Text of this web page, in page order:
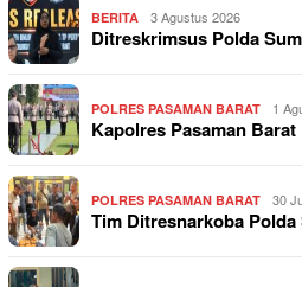
BERITA 3 Agustus 2026
Ditreskrimsus Polda
POLRES PASAMAN BARAT 1
Kapolres Pasaman
POLRES PASAMAN BARAT 30
Tim Ditresnarkoba